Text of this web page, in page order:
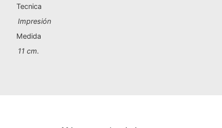
Alicante
Almería
Ávila
Tecnica
Impresión
Medida
11 cm.